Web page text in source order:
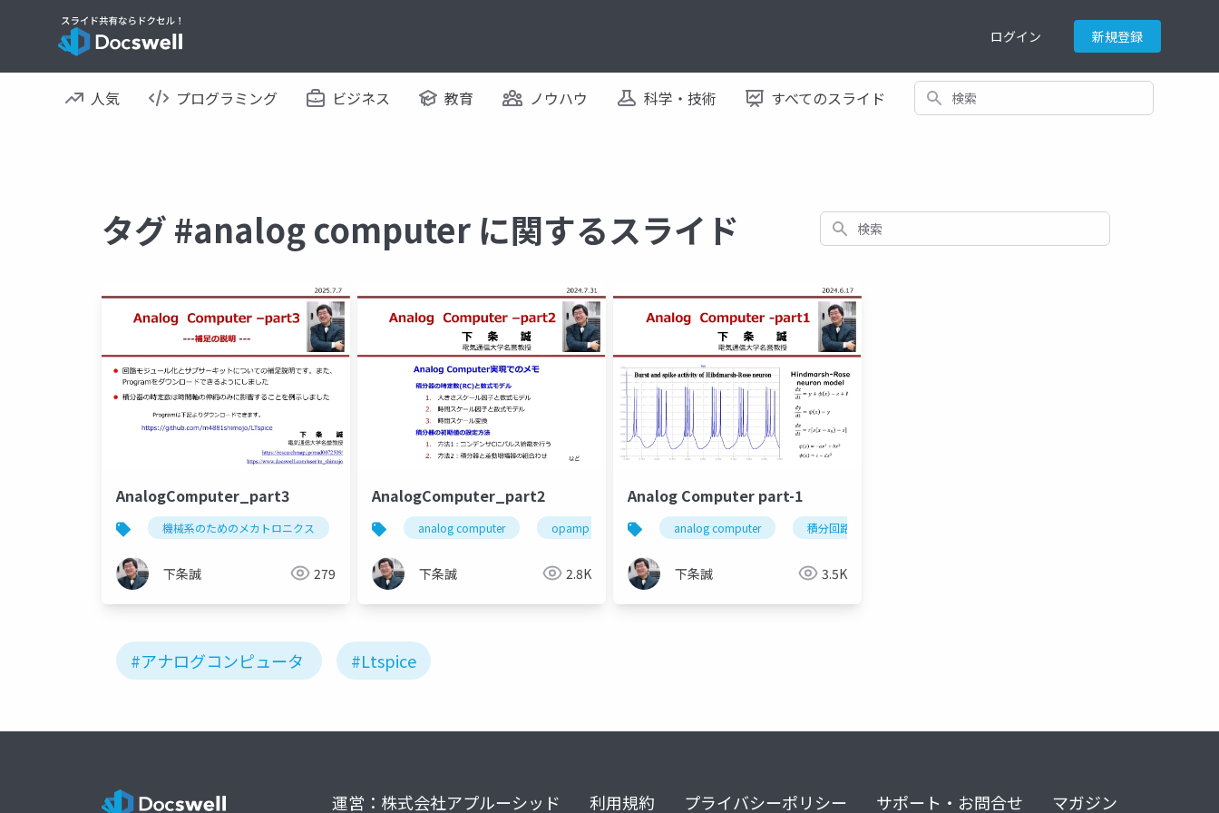
ログイン 新規登録
人気 プログラミング ビジネス 教育 ノウハウ 科学・技術 すべてのスライド 検索
タグ #analog computer に関するスライド 検索
AnalogComputer_part3
機械系のためのメカトロニクス ltspice analog computer 時定数 積分器 乗算器
下条誠 279
AnalogComputer_part2
analog computer opamp 演算増幅器 メカトロニクス
下条誠 2.8K
Analog Computer part-1
analog computer 積分回路
下条誠 3.5K
#アナログコンピュータ #Ltspice
運営：株式会社アプルーシッド 利用規約 プライバシーポリシー サポート・お問合せ マガジン